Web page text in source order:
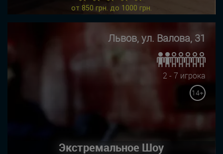
от 850 грн. до 1000 грн.
Львов, ул. Валова, 31
2 - 7 игрока
14+
Экстремальное Шоу